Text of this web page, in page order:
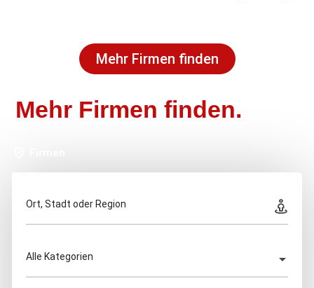
Mehr Firmen finden
Mehr Firmen finden.
Ort, Stadt oder Region
Alle Kategorien